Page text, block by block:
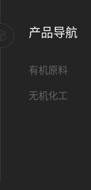
产品导航
有机原料
无机化工